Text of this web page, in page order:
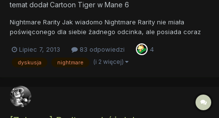
temat dodałCartoon Tiger w Mane 6
Nightmare Rarity Jak wiadomo Nightmare Rarity nie miała
poświęconego dla siebie żadnego odcinka, ale posiada coraz
większą, rosnącą popularność. Pomimo zakończenia komiksowej
historii z jej udziałem, nadal rośnie liczba jej fanów, jak i
zainteresowanie tą postacią. Nie mogę spoiler...
Lipiec 7, 2013 83 odpowiedzi 4
dyskusja nightmare (i 2 więcej)